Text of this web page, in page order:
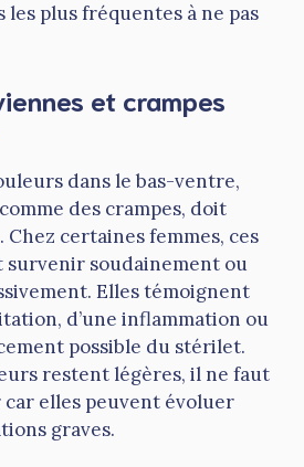
les plus fréquentes à ne pas
et crampes
dans le bas-ventre,
des crampes, doit
certaines femmes, ces
survenir soudainement ou
Elles témoignent
d’une inflammation ou
possible du stérilet.
restent légères, il ne faut
car elles peuvent évoluer
graves.